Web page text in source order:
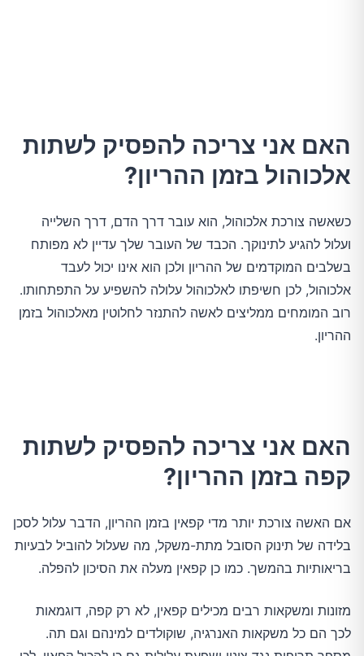
האם אני צריכה להפסיק לשתות
אלכוהול בזמן ההריון?
כשאשה צורכת אלכוהול, הוא עובר דרך הדם, דרך השלייה
ועלול להגיע לתינוקך. הכבד של העובר שלך עדיין לא מפותח
בשלבים המוקדמים של ההריון ולכן הוא אינו יכול לעבד
אלכוהול, לכן חשיפתו לאלכוהול עלולה להשפיע על התפתחותו.
רוב המומחים ממליצים לאשה להתנזר לחלוטין מאלכוהול בזמן
ההריון.
האם אני צריכה להפסיק לשתות
קפה בזמן ההריון?
אם האשה צורכת יותר מדי קפאין בזמן ההריון, הדבר עלול לסכן
בלידה של תינוק הסובל מתת-משקל, מה שעלול להוביל לבעיות
בריאותיות בהמשך. כמו כן קפאין מעלה את הסיכון להפלה.
מזונות ומשקאות רבים מכילים קפאין, לא רק קפה, דוגמאות
לכך הם כל משקאות האנרגיה, שוקולדים למינהם וגם תה.